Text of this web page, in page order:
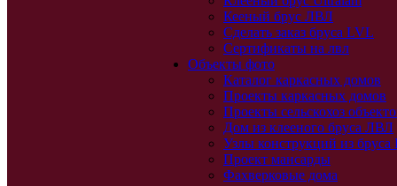
Кееный брус ЛВЛ
Сделать заказ бруса LVL
Сертификаты на лвл
Объекты фото
Каталог каркасных домов
Проекты каркасных домов
Проекты сельскохоз
Дом из клееного бруса ЛВЛ
Узлы конструкций из бруса
Проект мансарды
Фахверковые дома